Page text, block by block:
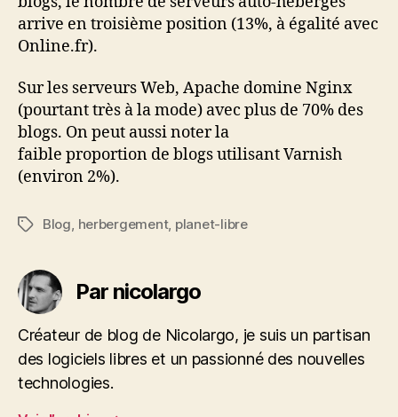
arrive en troisième position (13%, à égalité avec
Online.fr).
Sur les serveurs Web, Apache domine Nginx
(pourtant très à la mode) avec plus de 70% des
blogs. On peut aussi noter la
faible proportion de blogs utilisant Varnish
(environ 2%).
Étiquettes
Blog, herbergement, planet-libre
Par nicolargo
Créateur de blog de Nicolargo, je suis un partisan
des logiciels libres et un passionné des nouvelles
technologies.